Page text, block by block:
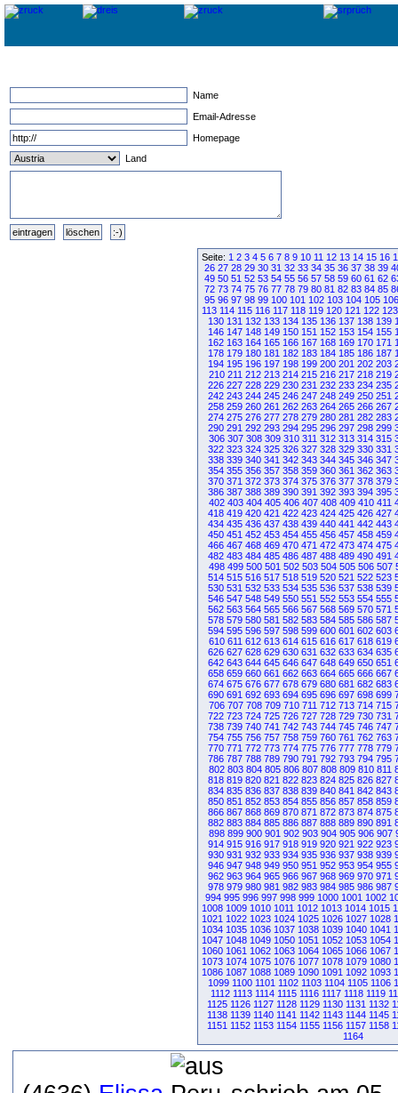
Name
Email-Adresse
Homepage
Land
Seite: 1 2 3 4 5 6 7 8 9 10 11 12 13 14 15 16
26 27 28 29 30 31 32 33 34 35 36 37 38 39
49 50 51 52 53 54 55 56 57 58 59 60 61 62
72 73 74 75 76 77 78 79 80 81 82 83 84 85
95 96 97 98 99 100 101 102 103 104 105 106
113 114 115 116 117 118 119 120 121 122 123
130 131 132 133 134 135 136 137 138 139
146 147 148 149 150 151 152 153 154 155
162 163 164 165 166 167 168 169 170 171
178 179 180 181 182 183 184 185 186 187
194 195 196 197 198 199 200 201 202 203
210 211 212 213 214 215 216 217 218 219
226 227 228 229 230 231 232 233 234 235
242 243 244 245 246 247 248 249 250 251
258 259 260 261 262 263 264 265 266 267
274 275 276 277 278 279 280 281 282 283
290 291 292 293 294 295 296 297 298 299
306 307 308 309 310 311 312 313 314 315
322 323 324 325 326 327 328 329 330 331
338 339 340 341 342 343 344 345 346 347
354 355 356 357 358 359 360 361 362 363
370 371 372 373 374 375 376 377 378 379
386 387 388 389 390 391 392 393 394 395
402 403 404 405 406 407 408 409 410 411
418 419 420 421 422 423 424 425 426 427
434 435 436 437 438 439 440 441 442 443
450 451 452 453 454 455 456 457 458 459
466 467 468 469 470 471 472 473 474 475
482 483 484 485 486 487 488 489 490 491
498 499 500 501 502 503 504 505 506 507
514 515 516 517 518 519 520 521 522 523
530 531 532 533 534 535 536 537 538 539
546 547 548 549 550 551 552 553 554 555
562 563 564 565 566 567 568 569 570 571
578 579 580 581 582 583 584 585 586 587
594 595 596 597 598 599 600 601 602 603
610 611 612 613 614 615 616 617 618 619
626 627 628 629 630 631 632 633 634 635
642 643 644 645 646 647 648 649 650 651
658 659 660 661 662 663 664 665 666 667
674 675 676 677 678 679 680 681 682 683
690 691 692 693 694 695 696 697 698 699
706 707 708 709 710 711 712 713 714 715
722 723 724 725 726 727 728 729 730 731
738 739 740 741 742 743 744 745 746 747
754 755 756 757 758 759 760 761 762 763
770 771 772 773 774 775 776 777 778 779
786 787 788 789 790 791 792 793 794 795
802 803 804 805 806 807 808 809 810 811
818 819 820 821 822 823 824 825 826 827
834 835 836 837 838 839 840 841 842 843
850 851 852 853 854 855 856 857 858 859
866 867 868 869 870 871 872 873 874 875
882 883 884 885 886 887 888 889 890 891
898 899 900 901 902 903 904 905 906 907
914 915 916 917 918 919 920 921 922 923
930 931 932 933 934 935 936 937 938 939
946 947 948 949 950 951 952 953 954 955
962 963 964 965 966 967 968 969 970 971
978 979 980 981 982 983 984 985 986 987
994 995 996 997 998 999 1000 1001 1002
1008 1009 1010 1011 1012 1013 1014 1015
1021 1022 1023 1024 1025 1026 1027 1028
1034 1035 1036 1037 1038 1039 1040 1041
1047 1048 1049 1050 1051 1052 1053 1054
1060 1061 1062 1063 1064 1065 1066 1067
1073 1074 1075 1076 1077 1078 1079 1080
1086 1087 1088 1089 1090 1091 1092 1093
1099 1100 1101 1102 1103 1104 1105 1106
1112 1113 1114 1115 1116 1117 1118 1119
1125 1126 1127 1128 1129 1130 1131 1132
1138 1139 1140 1141 1142 1143 1144 1145
1151 1152 1153 1154 1155 1156 1157 1158
1164